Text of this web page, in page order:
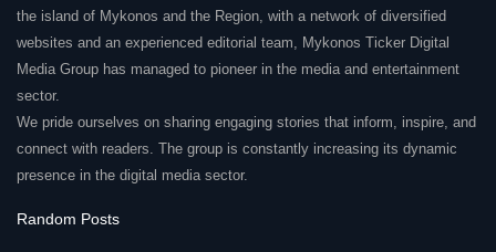
the island of Mykonos and the Region, with a network of diversified
websites and an experienced editorial team, Mykonos Ticker Digital
Media Group has managed to pioneer in the media and entertainment
sector.
We pride ourselves on sharing engaging stories that inform, inspire, and
connect with readers. The group is constantly increasing its dynamic
presence in the digital media sector.
Random Posts